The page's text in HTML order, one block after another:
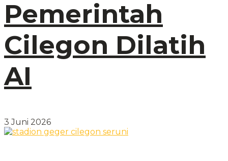
Pemerintah
Cilegon Dilatih
AI
3 Juni 2026